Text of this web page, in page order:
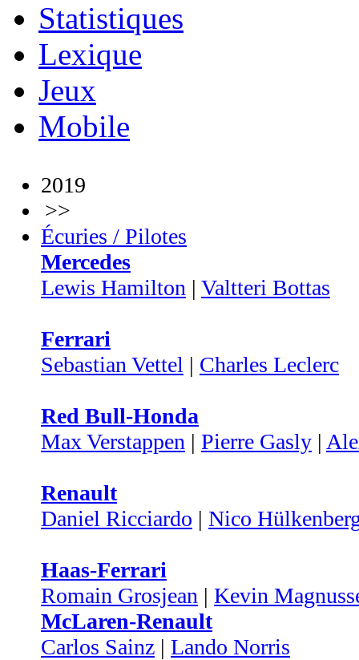
Statistiques
Lexique
Jeux
Mobile
2019
>>
Écuries / Pilotes
Mercedes
Lewis Hamilton | Valtteri Bottas
Ferrari
Sebastian Vettel | Charles Leclerc
Red Bull-Honda
Max Verstappen | Pierre Gasly |
Renault
Daniel Ricciardo | Nico
Haas-Ferrari
Romain Grosjean | Kevin
McLaren-Renault
Carlos Sainz | Lando Norris